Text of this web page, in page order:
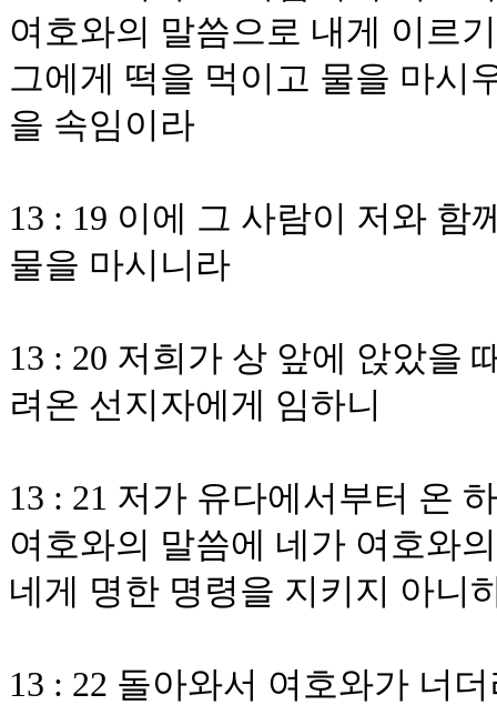
여호와의 말씀으로 내게 이르
그에게 떡을 먹이고 물을 마시
을 속임이라
13 : 19 이에 그 사람이 저와 함
물을 마시니라
13 : 20 저희가 상 앞에 앉았을
려온 선지자에게 임하니
13 : 21 저가 유다에서부터 온
여호와의 말씀에 네가 여호와
네게 명한 명령을 지키지 아니
13 : 22 돌아와서 여호와가 너